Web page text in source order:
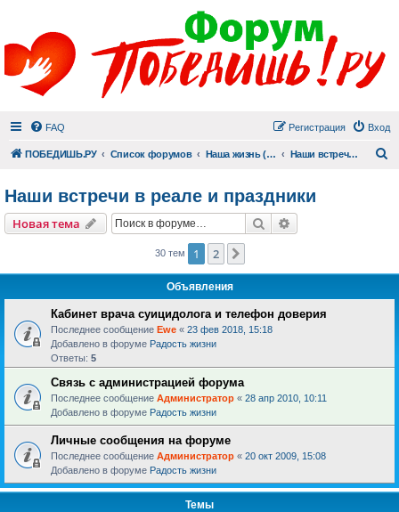
FAQ Вход
Регистрация
ПОБЕДИШЬ.РУ Список форумов Наша жизнь (не всё же о суициде!) Наши встречи в реале и праздники
Наши встречи в реале и праздники
Новая тема Поиск
30 тем 1 2
Объявления
Кабинет врача суицидолога и телефон доверия
Последнее сообщение Ewe « 23 фев 2018, 15:18
Добавлено в форуме Радость жизни
Ответы: 5
Связь с администрацией форума
Последнее сообщение Администратор « 28 апр 2010, 10:11
Добавлено в форуме Радость жизни
Личные сообщения на форуме
Последнее сообщение Администратор « 20 окт 2009, 15:08
Добавлено в форуме Радость жизни
Темы